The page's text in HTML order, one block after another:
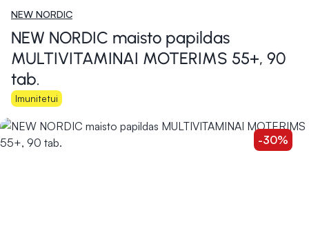
NEW NORDIC
NEW NORDIC maisto papildas
MULTIVITAMINAI MOTERIMS 55+, 90
tab.
Imunitetui
-30%